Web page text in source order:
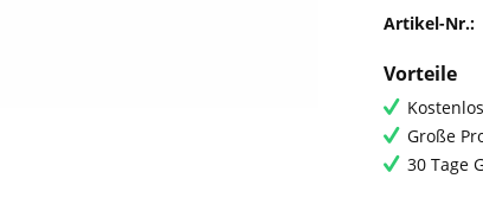
Artikel-Nr.:
Vorteile
Große
30 Tage